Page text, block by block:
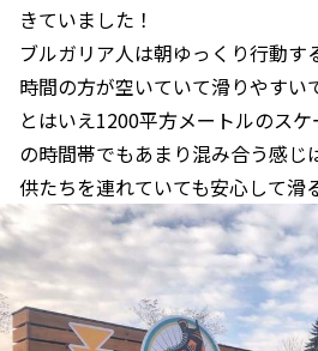
きていました！
ブルガリア人は朝ゆっくり行動す
時間の方が空いていて滑りやすい
とはいえ1200平方メートルのス
の時間帯でもあまり混み合う感じ
供たちを連れていても安心して滑